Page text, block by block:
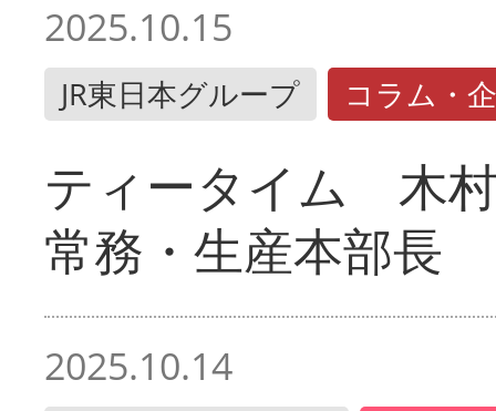
2025.10.15
JR東日本グループ コラム・
ティータイム 木
常務・生産本部長
2025.10.14